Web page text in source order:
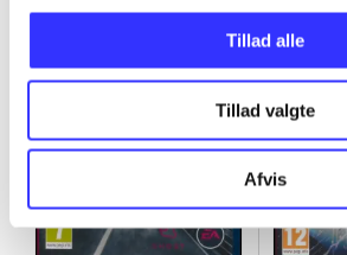
Tillad alle
Tillad valgte
Afvis